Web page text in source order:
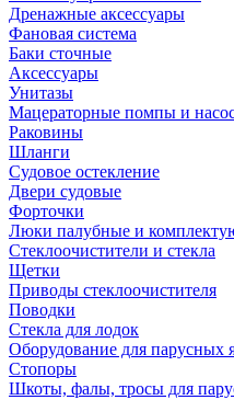
Дренажные аксессуары
Фановая система
Баки сточные
Аксессуары
Унитазы
Мацераторные помпы и
Раковины
Шланги
Судовое остекление
Двери судовые
Форточки
Люки палубные и
Стеклоочистители и стекла
Щетки
Приводы стеклоочистителя
Поводки
Стекла для лодок
Оборудование для парусных
Стопоры
Шкоты, фалы, тросы для